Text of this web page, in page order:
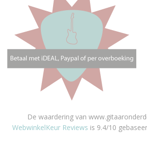
De waardering van
WebwinkelKeur Reviews is 9.4/10